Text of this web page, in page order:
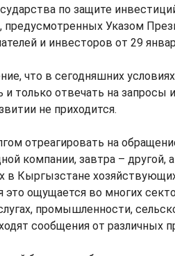
по защите
Указом
и инвесторов от 29
что в сегодняшних
только отвечать на запросы
не приходится.
отреагировать на
компании, завтра –
в Кыргызстане
ощущается во многих
промышленности,
сообщения от различных